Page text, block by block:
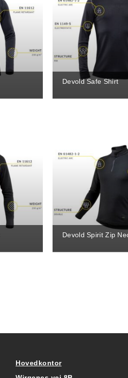
Devold Safe Shirt
Devold Spirit Zip
Hovedkontor